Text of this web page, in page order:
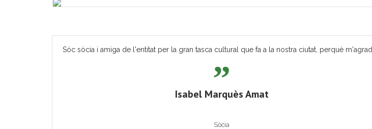
Sóc sòcia i amiga de l'entitat per la gran tasca cultural que fa a la nostra ciutat, perquè
Isabel Marquès Amat
Sòcia